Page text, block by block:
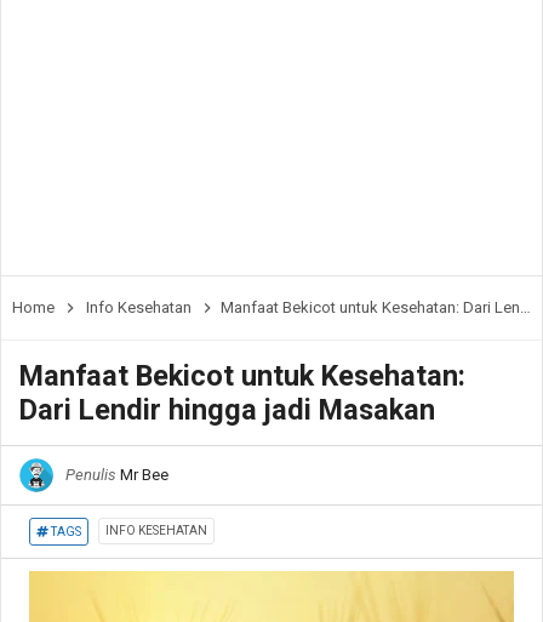
Home Info Kesehatan Manfaat Bekicot untuk Kesehatan: Dari Lendir hingga jadi Masakan
Manfaat Bekicot untuk Kesehatan:
Dari Lendir hingga jadi Masakan
Penulis Mr Bee
TAGS INFO KESEHATAN